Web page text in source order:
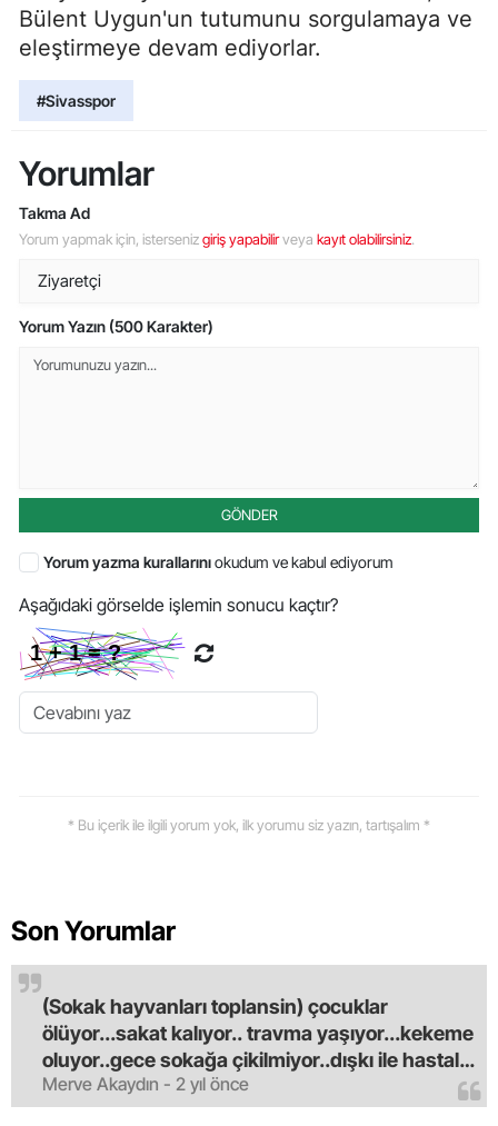
Bülent Uygun'un tutumunu sorgulamaya ve
eleştirmeye devam ediyorlar.
#Sivasspor
Yorumlar
Takma Ad
Yorum yapmak için, istersenizgiriş yapabilirveya kayıt olabilirsiniz.
Yorum Yazın (500 Karakter)
GÖNDER
Yorum yazma kurallarınıokudum ve kabul ediyorum
Aşağıdaki görselde işlemin sonucu kaçtır?
* Bu içerik ile ilgili yorum yok, ilk yorumu siz yazın, tartışalım *
Son Yorumlar
Merve Akaydın - 2 yıl önce
(Sokak hayvanları toplansin) çocuklar
ölüyor...sakat kalıyor.. travma yaşıyor...kekeme
oluyor..gece sokağa çikilmiyor..dışkı ile hastalık
saciyorlar.araba ve taksi olmadan eve
gldemiyoruz.artik bıktık.mama lobisinden para